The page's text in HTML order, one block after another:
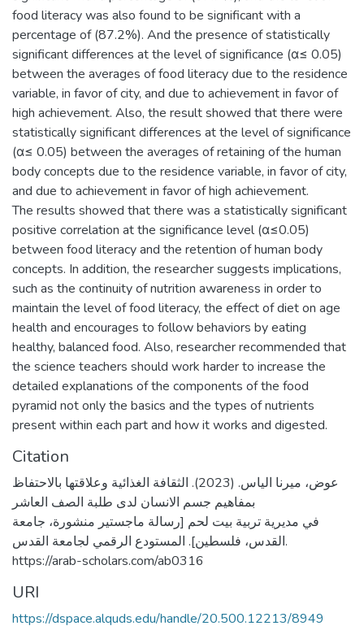
food literacy was also found to be significant with a
percentage of (87.2%). And the presence of statistically
significant differences at the level of significance (α≤ 0.05)
between the averages of food literacy due to the residence
variable, in favor of city, and due to achievement in favor of
high achievement. Also, the result showed that there were
statistically significant differences at the level of significance
(α≤ 0.05) between the averages of retaining of the human
body concepts due to the residence variable, in favor of city,
and due to achievement in favor of high achievement.
The results showed that there was a statistically significant
positive correlation at the significance level (α≤0.05)
between food literacy and the retention of human body
concepts. In addition, the researcher suggests implications,
such as the continuity of nutrition awareness in order to
maintain the level of food literacy, the effect of diet on age
health and encourages to follow behaviors by eating
healthy, balanced food. Also, researcher recommended that
the science teachers should work harder to increase the
detailed explanations of the components of the food
pyramid not only the basics and the types of nutrients
present within each part and how it works and digested.
Citation
عوض، ميرنا الياس. (2023). الثقافة الغذائية وعلاقتها بالاحتفاظ
بمفاهيم جسم الانسان لدى طلبة الصف العاشر
في مديرية تربية بيت لحم [رسالة ماجستير منشورة، جامعة
القدس، فلسطين]. المستودع الرقمي لجامعة القدس.
https://arab-scholars.com/ab0316
URI
https://dspace.alquds.edu/handle/20.500.12213/8949